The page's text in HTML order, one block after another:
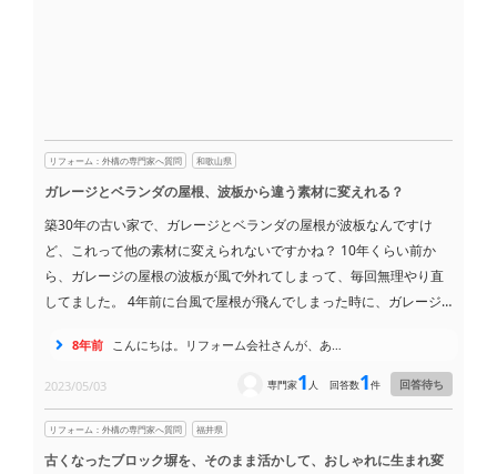
リフォーム：外構の専門家へ質問 和歌山県
ガレージとベランダの屋根、波板から違う素材に変えれる？
築30年の古い家で、ガレージとベランダの屋根が波板なんですけ
ど、これって他の素材に変えられないですかね？ 10年くらい前か
ら、ガレージの屋根の波板が風で外れてしまって、毎回無理やり直
してました。 4年前に台風で屋根が飛んでしまった時に、ガレージ
にリフォーム会社に「波板じゃなくて、1枚ものの屋根にできない
か？」って聞いたんです。 そしたら、「土台があるから難しいし、
良いものにしてもらいました。 でも、2年前にまた留め具が外れて
しまって、強風の日にはカタカタ音がするんです。 自分で直すのも
8年前 こんにちは。リフォーム会社さんが、あ…
2023/05/03 回答待ち
回答数1件
専門家1 人
リフォーム：外構の専門家へ質問 福井県
古くなったブロック塀を、そのまま活かして、おしゃれに生まれ変